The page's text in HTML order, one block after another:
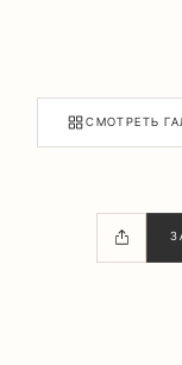
СМОТРЕТЬ